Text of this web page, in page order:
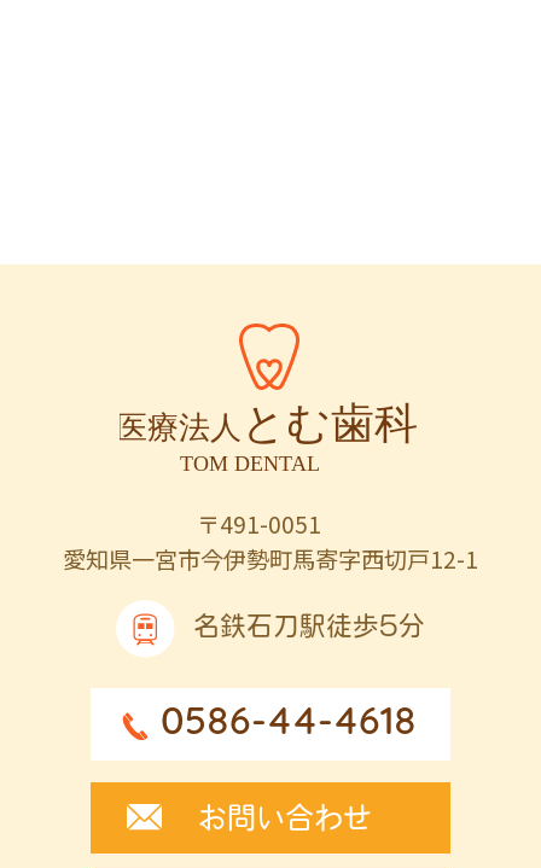
〒491-0051
愛知県一宮市今伊勢町馬寄字西切戸12-1
名鉄石刀駅徒歩5分
0586-44-4618
お問い合わせ